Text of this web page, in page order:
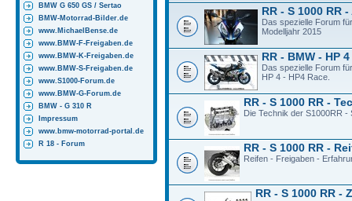
BMW G 650 GS / Sertao
BMW-Motorrad-Bilder.de
www.MichaelBense.de
www.BMW-F-Freigaben.de
www.BMW-K-Freigaben.de
www.BMW-S-Freigaben.de
www.S1000-Forum.de
www.BMW-G-Forum.de
BMW - G 310 R
Impressum
www.bmw-motorrad-portal.de
R 18 - Forum
RR - S 1000 RR
Das spezielle Forum
Modelljahr 2015
RR - BMW - HP
Das spezielle Forum
HP 4 - HP4 Race.
RR - S 1000 RR -
Die Technik der S1000RR
RR - S 1000 RR -
Reifen - Freigaben -
RR - S 1000 RR -